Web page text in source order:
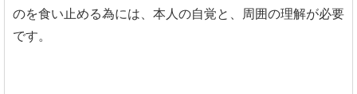
のを食い止める為には、本人の自覚と、周囲の理解が必要
です。